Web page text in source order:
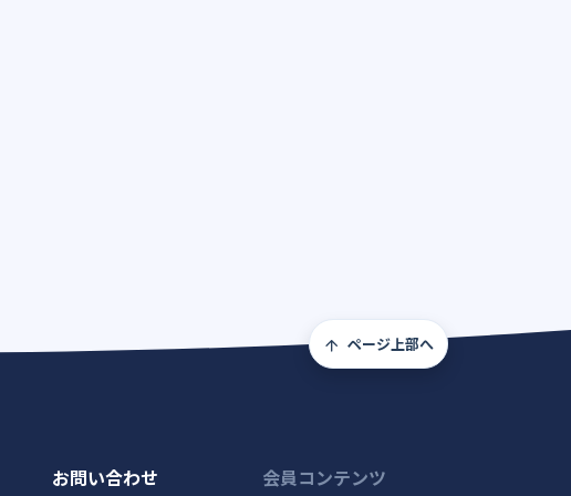
ページ上部へ
お問い合わせ 会員コンテンツ